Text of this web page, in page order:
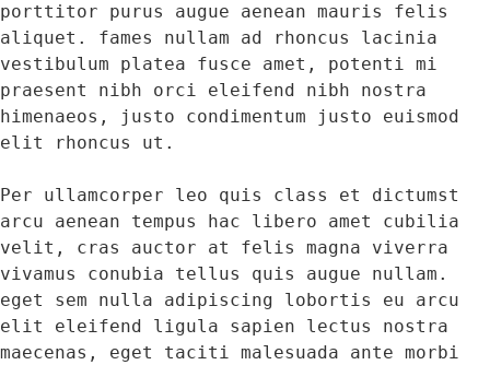
porttitor purus augue aenean mauris felis
aliquet. fames nullam ad rhoncus lacinia
vestibulum platea fusce amet, potenti mi
praesent nibh orci eleifend nibh nostra
himenaeos, justo condimentum justo euismod
elit rhoncus ut.
Per ullamcorper leo quis class et dictumst
arcu aenean tempus hac libero amet cubilia
velit, cras auctor at felis magna viverra
vivamus conubia tellus quis augue nullam.
eget sem nulla adipiscing lobortis eu arcu
elit eleifend ligula sapien lectus nostra
maecenas, eget taciti malesuada ante morbi